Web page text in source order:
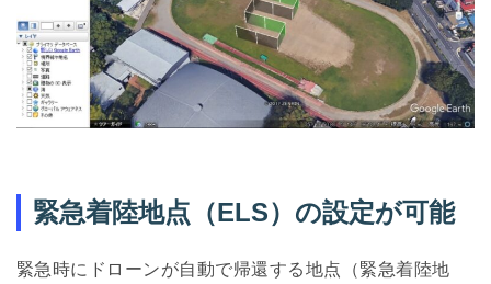
緊急着陸地点（ELS）の設定が可能
緊急時にドローンが自動で帰還する地点（緊急着陸地